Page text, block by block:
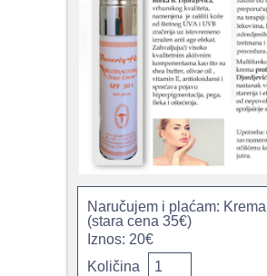
Naručujem i plaćam:
(stara cena 35€)
Iznos: 20€
Količina